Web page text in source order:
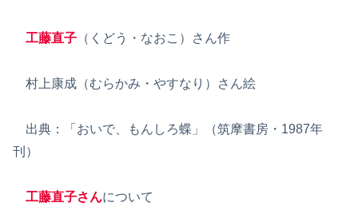
工藤直子 （くどう・なおこ）さん作
村上康成（むらかみ・やすなり）さん絵
出典：「おいで、もんしろ蝶」（筑摩書房・1987年
刊）
工藤直子さんについて